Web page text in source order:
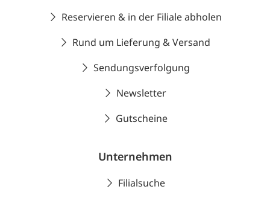
Reservieren & in der Filiale abholen
Rund um Lieferung & Versand
Sendungsverfolgung
Newsletter
Gutscheine
Unternehmen
Filialsuche